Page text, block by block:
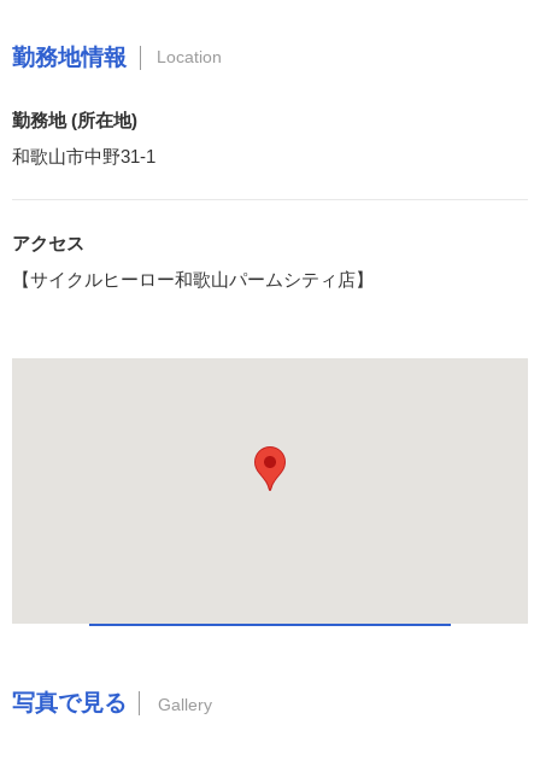
勤務地情報 Location
勤務地 (所在地)
和歌山市中野31-1
アクセス
【サイクルヒーロー和歌山パームシティ店】
写真で見る